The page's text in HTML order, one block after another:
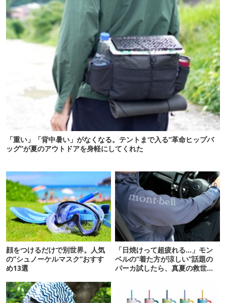
「重い」「背中暑い」がなくなる。テントまで入る“革命ヒップバ
ッグ”が夏のアウトドアを身軽にしてくれた
顔をつけるだけで別世界。人気
の“シュノーケルマスク”おすす
め13選
「日焼けって超疲れる…」モン
ベルの“着た方が涼しい”話題の
パーカ試したら、真夏の救世主